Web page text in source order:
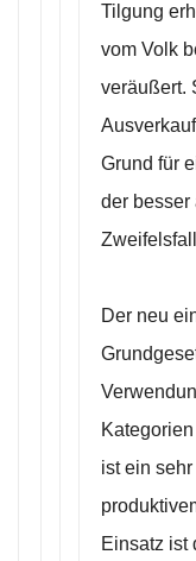
Tilgung
vom Volk
veräußert.
Grund für
der besser
Der neu
ist ein
Einsatz ist